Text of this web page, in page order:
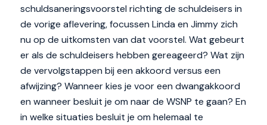
schuldsaneringsvoorstel richting de schuldeisers in
de vorige aflevering, focussen Linda en Jimmy zich
nu op de uitkomsten van dat voorstel. Wat gebeurt
er als de schuldeisers hebben gereageerd? Wat zijn
de vervolgstappen bij een akkoord versus een
afwijzing? Wanneer kies je voor een dwangakkoord
en wanneer besluit je om naar de WSNP te gaan? En
in welke situaties besluit je om helemaal te